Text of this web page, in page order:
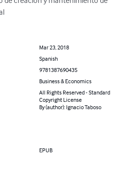
Mar 23, 2018
Spanish
9781387690435
Business & Economics
All Rights Reserved - Standard
Copyright License
By (author): Ignacio Taboso
EPUB